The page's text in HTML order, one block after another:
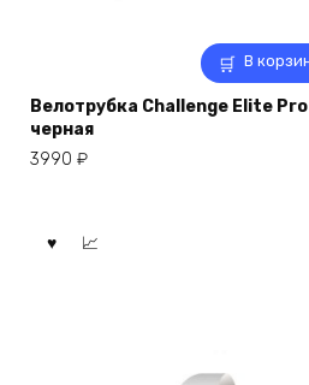
В
Велотрубка Challenge Elite
черная
3990 ₽